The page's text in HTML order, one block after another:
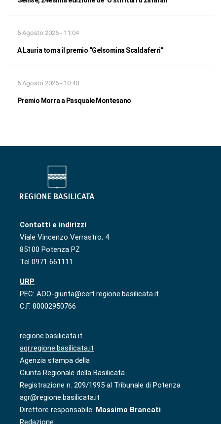
5 Agosto 2026 - 11:04
A Lauria torna il premio “Gelsomina Scaldaferri”
5 Agosto 2026 - 10:40
Premio Morra a Pasquale Montesano
Contatti e indirizzi
Viale Vincenzo Verrastro, 4
85100 Potenza PZ
Tel 0971 661111
URP
PEC: AOO-giunta@cert.regione.basilicata.it
C.F. 80002950766
regione.basilicata.it
agr.regione.basilicata.it
Agenzia stampa della
Giunta Regionale della Basilicata
Registrazione n. 209/1995 al Tribunale di Potenza
agr@regione.basilicata.it
Direttore responsabile: Massimo Brancati
Redazione